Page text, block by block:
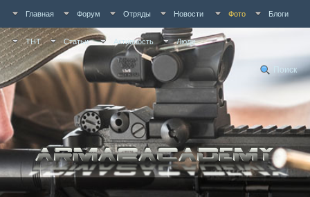
Главная Форум Отряды Новости Фото Блоги
ТНТ Статьи Активность Люди
Поиск